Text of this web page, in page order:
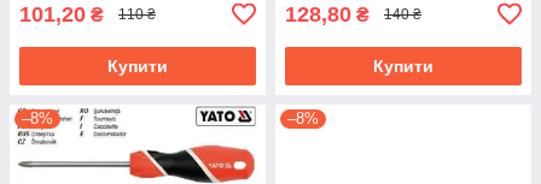
101,20 ₴ 110 ₴
Купити
128,80 ₴ 140 ₴
Купити
–8% –8%